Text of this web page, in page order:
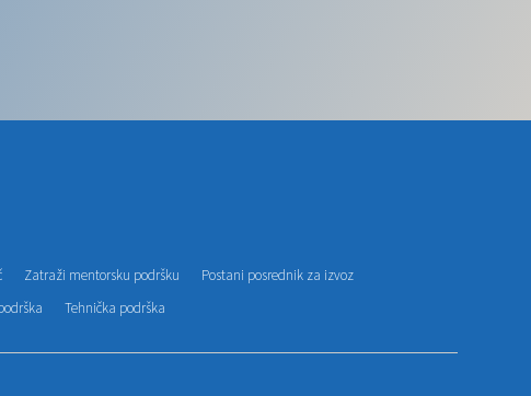
Zatraži mentorsku podršku
Postani posrednik za izvoz
Tehnička podrška